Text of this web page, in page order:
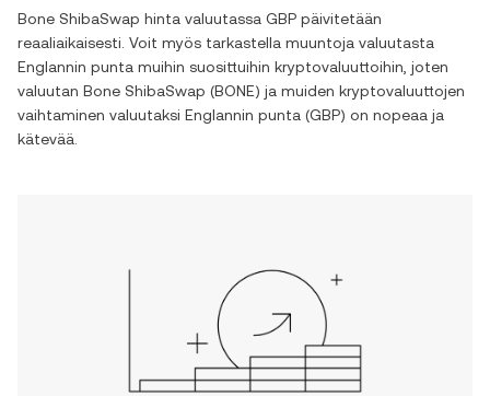
Bone ShibaSwap hinta valuutassa GBP päivitetään
reaaliaikaisesti. Voit myös tarkastella muuntoja valuutasta
Englannin punta muihin suosittuihin kryptovaluuttoihin, joten
valuutan Bone ShibaSwap (BONE) ja muiden kryptovaluuttojen
vaihtaminen valuutaksi Englannin punta (GBP) on nopeaa ja
kätevää.